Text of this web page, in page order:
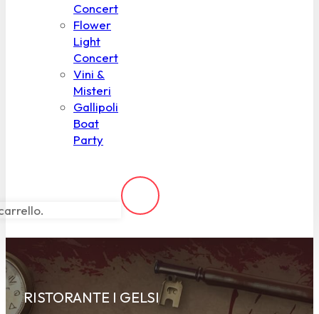
Concert
Flower
Light
Concert
Vini &
Misteri
Gallipoli
Boat
Party
RISTORANTE I GELSI